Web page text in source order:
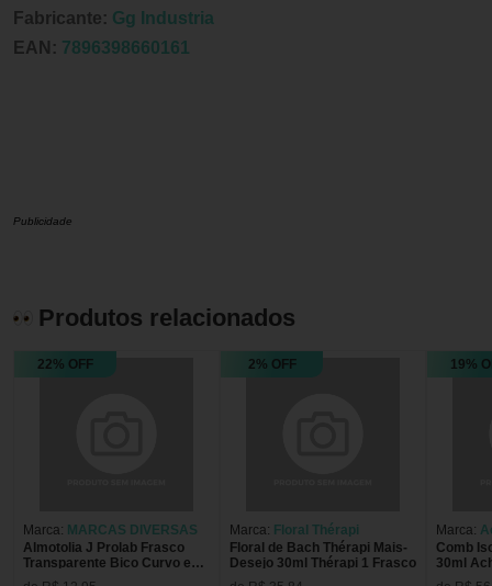
Fabricante: Gg Industria
EAN: 7896398660161
Publicidade
Produtos relacionados
22% OFF
Marca: MARCAS DIVERSAS
Almotolia J Prolab Frasco
Transparente Bico Curvo em
J 250ml
2% OFF
Marca: Floral Thérapi
Floral de Bach Thérapi Mais-
Desejo 30ml Thérapi 1 Frasco
19%
Marca:
Comb
30ml